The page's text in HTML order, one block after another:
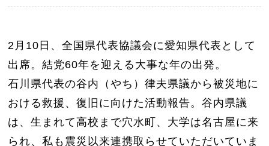
2月10日、全国県代表協議会に愛知県代表として
出席。結党60年を迎える大事な年の出発。
石川県代表の谷内（やち）律夫県議から被災地に
おける救援、復旧に向けた活動報告。谷内県議
は、生まれて高校まで穴水町、大学は名古屋に来
られ、私も震災以来連携取らせていただいていま